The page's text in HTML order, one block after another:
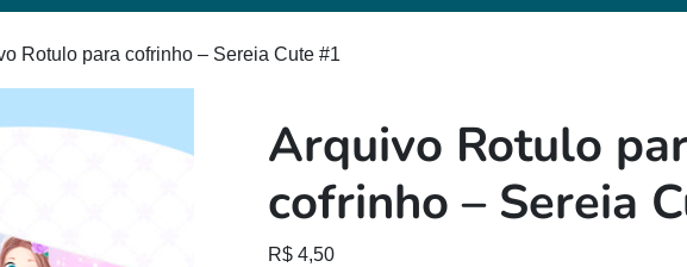
de
de
Rotulo para cofrinho – Sereia Cute #1
Arquivo Rotulo
cofrinho – Sereia
R$ 4,50